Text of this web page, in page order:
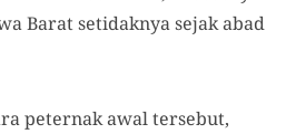
Barat setidaknya sejak abad
peternak awal tersebut,